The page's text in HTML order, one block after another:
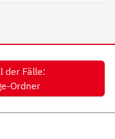
der Fälle:
Ordner